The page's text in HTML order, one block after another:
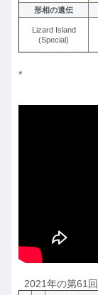
形相の遺伝
Lizard Island
(Special)
*
2021年の第61